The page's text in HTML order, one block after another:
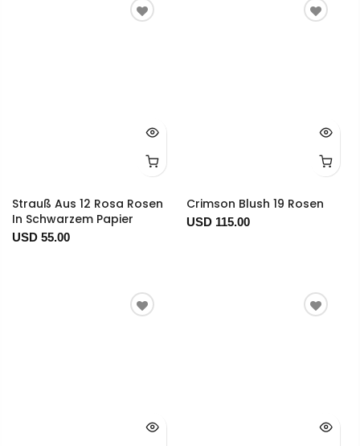
Strauß Aus 12 Rosa Rosen
In Schwarzem Papier
USD 55.00
Crimson Blush 19 Rosen
USD 115.00